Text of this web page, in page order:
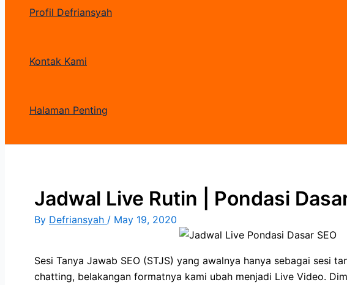
Profil Defriansyah
Kontak Kami
Halaman Penting
Jadwal Live Rutin | Pondasi
By Defriansyah / May 19, 2020
Sesi Tanya Jawab SEO (STJS) yang awalnya hanya sebagai sesi
chatting, belakangan formatnya kami ubah menjadi Live Video.